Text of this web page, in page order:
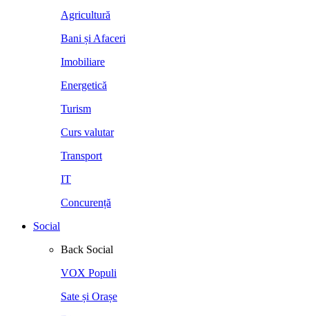
Agricultură
Bani și Afaceri
Imobiliare
Energetică
Turism
Curs valutar
Transport
IT
Concurență
Social
Back Social
VOX Populi
Sate și Orașe